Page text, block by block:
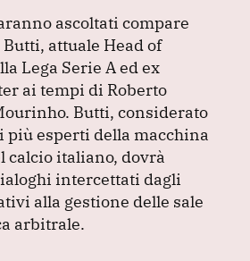
ascoltati compare
attuale Head of
Lega Serie A ed ex
ai tempi di Roberto
Butti, considerato
più esperti della macchina
calcio italiano, dovrà
intercettati dagli
alla gestione delle sale
arbitrale.